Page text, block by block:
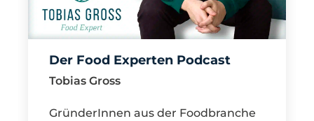
Der Food Experten Podcast
Tobias Gross
GründerInnen aus der Foodbranche